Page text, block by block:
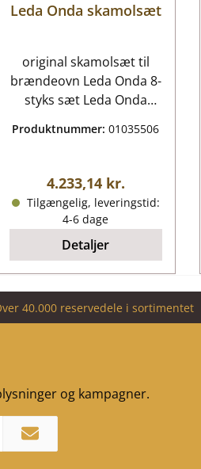
Leda Onda skamolsæt
original skamolsæt til
brændeovn Leda Onda 8-
styks sæt Leda Onda
stk
ing,
forbrændingskammermu
rsten materiale
chamotte Sidesten
venstre foran (103 x 410
x 30 mm) Sidesten højre
foran (103 x 410 x 30
mm) Sidesten venstre
midterste (103 x 410 x 30
Sidesten venstre bag
(116 x 410 x 30 mm)
Sidesten højre bag (116 x
Produktnummer:01035506
Almindelig pris:
4.233,14 kr.
Tilgængelig, leveringstid:
4-6 dage
Detaljer
40.000 reservedele i sortimentet
og kampagner.